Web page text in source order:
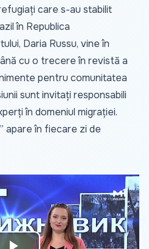
care s-au stabilit
în Republica
Daria Russu, vine în
cu o trecere în revistă a
pentru comunitatea
sunt invitați responsabili
în domeniul migrației.
apare în fiecare zi de